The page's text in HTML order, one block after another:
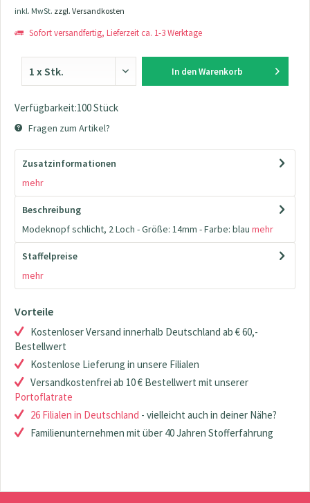
inkl. MwSt. zzgl. Versandkosten
Sofort versandfertig, Lieferzeit ca. 1-3 Werktage
In den Warenkorb
Verfügbarkeit:100 Stück
Fragen zum Artikel?
Zusatzinformationen
mehr
Beschreibung
Modeknopf schlicht, 2 Loch - Größe: 14mm - Farbe: blau mehr
Staffelpreise
mehr
Vorteile
Kostenloser Versand innerhalb Deutschland ab € 60,-
Bestellwert
Kostenlose Lieferung in unsere Filialen
Versandkostenfrei ab 10 € Bestellwert mit unserer
Portoflatrate
26 Filialen in Deutschland - vielleicht auch in deiner Nähe?
Familienunternehmen mit über 40 Jahren Stofferfahrung